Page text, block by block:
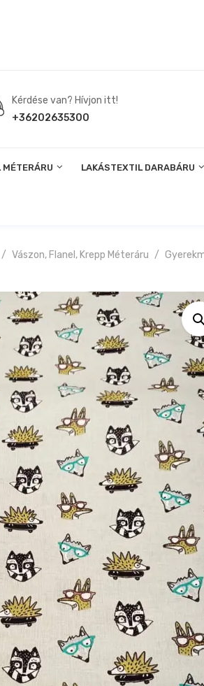
Kérdése van? Hívjon itt!
+36202635300
LAKÁSTEXTIL DARABÁRU
Vászon, Flanel, Krepp Méteráru